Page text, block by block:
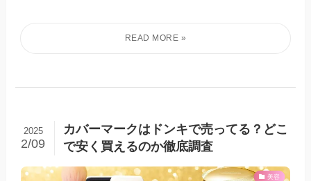
カバーマークはドンキで売ってる？どこ
で安く買えるのか徹底調査
2025
2/09
美容